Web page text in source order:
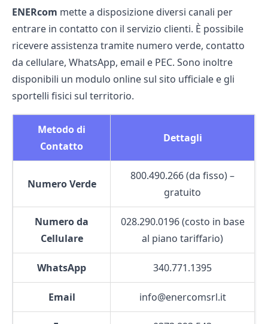
ENERcom mette a disposizione diversi canali per
entrare in contatto con il servizio clienti. È possibile
ricevereassistenza tramite numero verde, contatto
da cellulare, WhatsApp, email e PEC. Sono inoltre
disponibili un modulo online sul sito ufficiale e gli
sportelli fisici sul territorio.
Metodo di
Contatto
Dettagli
Numero Verde
800.490.266 (da fisso) –
gratuito
Numero da
Cellulare
028.290.0196 (costo in base
al piano tariffario)
WhatsApp 340.771.1395
Email info@enercomsrl.it